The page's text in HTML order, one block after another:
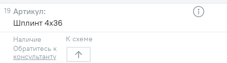
19
Шплинт 4х36
Наличие
Обратитесь к
консультанту
К схеме